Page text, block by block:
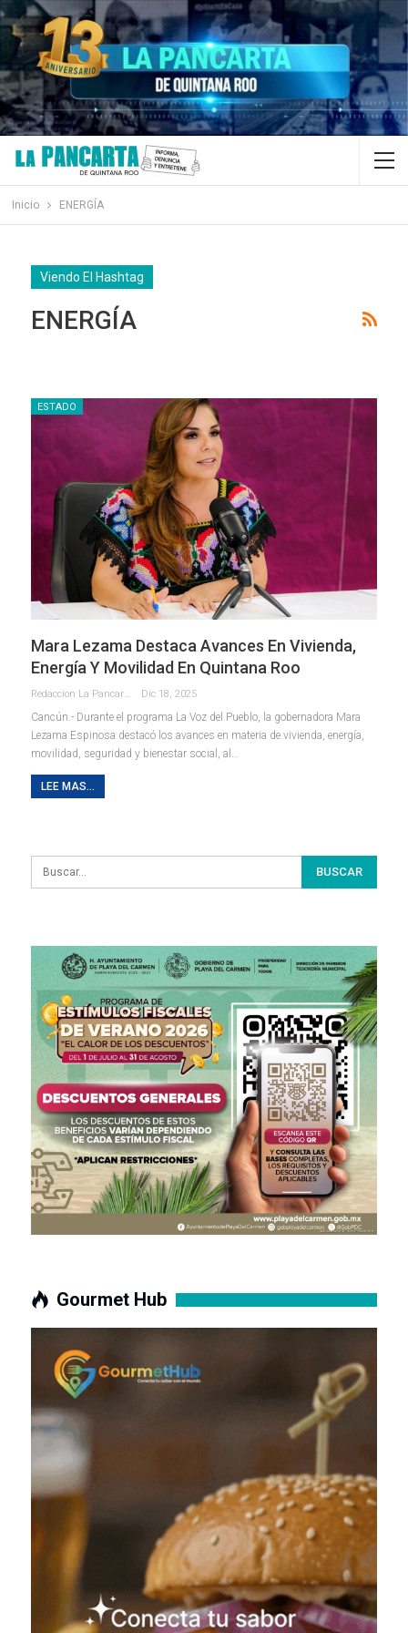
Inicio ENERGÍA
Viendo El Hashtag
ENERGÍA
ESTADO
Mara Lezama Destaca Avances En Vivienda,
Energía Y Movilidad En Quintana Roo
Redaccion La Pancarta De Quintana Roo Dic 18, 2025
Cancún.- Durante el programa La Voz del Pueblo, la gobernadora Mara
Lezama Espinosa destacó los avances en materia de vivienda, energía,
movilidad, seguridad y bienestar social, al …
LEE MAS...
Gourmet Hub